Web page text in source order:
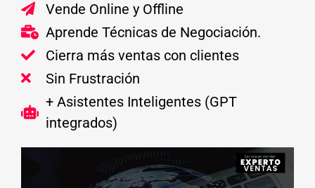
Vende Online y Offline
Aprende Técnicas de Negociación.
Cierra más ventas con clientes
Sin Frustración
+ Asistentes Inteligentes (GPT
integrados)